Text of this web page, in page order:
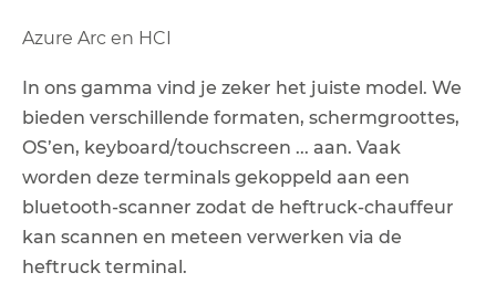
Azure Arc en HCI
In ons gamma vind je zeker het juiste model. We
bieden verschillende formaten, schermgroottes,
OS’en, keyboard/touchscreen ... aan. Vaak
worden deze terminals gekoppeld aan een
bluetooth-scanner zodat de heftruck-chauffeur
kan scannen en meteen verwerken via de
heftruck terminal.